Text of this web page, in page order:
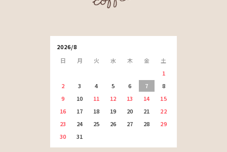
2026/8
日
月 火 水 木 金
土
1
2
3 4 5 6 7
8
9
10 11 12 13 14
15
16
17 18 19 20 21
22
23
24 25 26 27 28
29
30
31